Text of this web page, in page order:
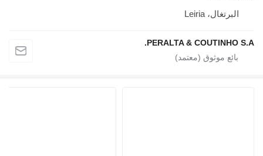
البرتغال، Leiria
PERALTA & COUTINHO S.A.